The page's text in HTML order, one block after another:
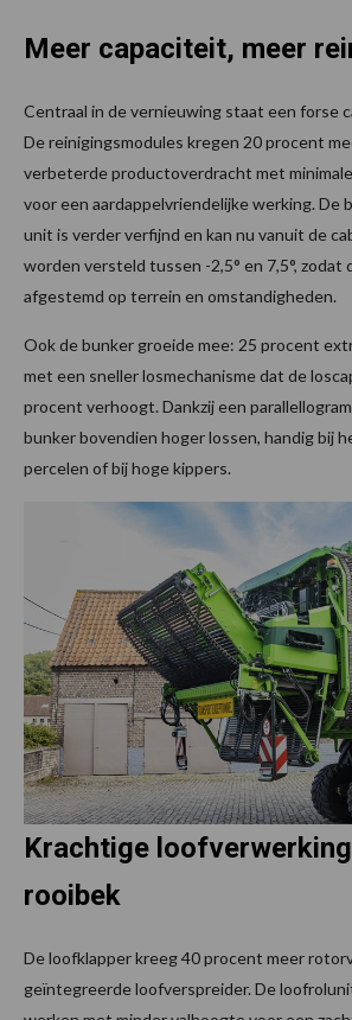
Meer capaciteit, meer
Centraal in de vernieuwing staat een forse
De reinigingsmodules kregen 20 procent
verbeterde productoverdracht met
voor een aardappelvriendelijke werking. De
unit is verder verfijnd en kan nu vanuit de
worden versteld tussen -2,5° en 7,5°, zodat
afgestemd op terrein en omstandigheden.
Ook de bunker groeide mee: 25 procent
met een sneller losmechanisme dat de
procent verhoogt. Dankzij een
bunker bovendien hoger lossen, handig bij
percelen of bij hoge kippers.
Krachtige
rooibek
De loofklapper kreeg 40 procent meer
geïntegreerde loofverspreider. De